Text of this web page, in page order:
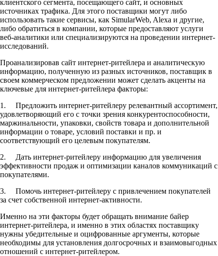
клиентского сегмента, посещающего сайт, и основных
источниках трафика. Для этого поставщики могут либо
использовать такие сервисы, как SimularWeb, Alexa и другие,
либо обратиться в компании, которые предоставляют услуги
веб-аналитики или специализируются на проведении интернет-
исследований.
Проанализировав сайт интернет-ритейлера и аналитическую
информацию, полученную из разных источников, поставщик в
своем коммерческом предложении может сделать акценты на
ключевые для интернет-ритейлера факторы:
1. Предложить интернет-ритейлеру релевантный ассортимент,
удовлетворяющий его с точки зрения конкурентоспособности,
маржинальности, упаковки, свойств товара и дополнительной
информации о товаре, условий поставки и пр. и
соответствующий его целевым покупателям.
2. Дать интернет-ритейлеру информацию для увеличения
эффективности продаж и оптимизации каналов коммуникаций с
покупателями.
3. Помочь интернет-ритейлеру с привлечением покупателей
за счет собственной интернет-активности.
Именно на эти факторы будет обращать внимание байер
интернет-ритейлера, и именно в этих областях поставщику
нужны убедительные и оцифрованные аргументы, которые
необходимы для установления долгосрочных и взаимовыгодных
отношений с интернет-ритейлером.